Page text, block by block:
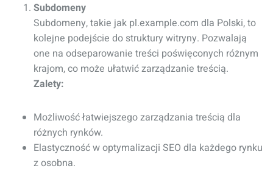
Subdomeny
Subdomeny, takie jak pl.example.com dla Polski, to
kolejne podejście do struktury witryny. Pozwalają
one na odseparowanie treści poświęconych różnym
krajom, co może ułatwić zarządzanie treścią.
Zalety:
Możliwość łatwiejszego zarządzania treścią dla
różnych rynków.
Elastyczność w optymalizacji SEO dla każdego rynku
z osobna.